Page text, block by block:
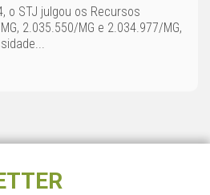
o STJ julgou os Recursos
2.035.550/MG e 2.034.977/MG,